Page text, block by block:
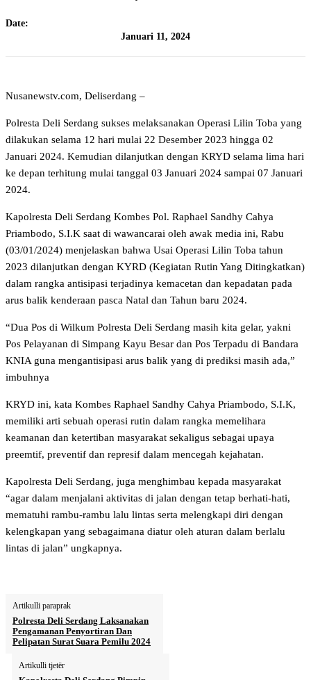
Date:
Januari 11, 2024
Nusanewstv.com, Deliserdang –
Polresta Deli Serdang sukses melaksanakan Operasi Lilin Toba yang
dilakukan selama 12 hari mulai 22 Desember 2023 hingga 02
Januari 2024. Kemudian dilanjutkan dengan KRYD selama lima hari
ke depan terhitung mulai tanggal 03 Januari 2024 sampai 07 Januari
2024.
Kapolresta Deli Serdang Kombes Pol. Raphael Sandhy Cahya
Priambodo, S.I.K saat di wawancarai oleh awak media ini, Rabu
(03/01/2024) menjelaskan bahwa Usai Operasi Lilin Toba tahun
2023 dilanjutkan dengan KYRD (Kegiatan Rutin Yang Ditingkatkan)
dalam rangka antisipasi terjadinya kemacetan dan kepadatan pada
arus balik kenderaan pasca Natal dan Tahun baru 2024.
“Dua Pos di Wilkum Polresta Deli Serdang masih kita gelar, yakni
Pos Pelayanan di Simpang Kayu Besar dan Pos Terpadu di Bandara
KNIA guna mengantisipasi arus balik yang di prediksi masih ada,”
imbuhnya
KRYD ini, kata Kombes Raphael Sandhy Cahya Priambodo, S.I.K,
memiliki arti sebuah operasi rutin dalam rangka memelihara
keamanan dan ketertiban masyarakat sekaligus sebagai upaya
preemtif, preventif dan represif dalam mencegah kejahatan.
Kapolresta Deli Serdang, juga menghimbau kepada masyarakat
“agar dalam menjalani aktivitas di jalan dengan tetap berhati-hati,
mematuhi rambu-rambu lalu lintas serta melengkapi diri dengan
kelengkapan yang sebagaimana diatur oleh aturan dalam berlalu
lintas di jalan” ungkapnya.
Artikulli paraprak
Polresta Deli Serdang Laksanakan
Pengamanan Penyortiran Dan
Pelipatan Surat Suara Pemilu 2024
Artikulli tjetër